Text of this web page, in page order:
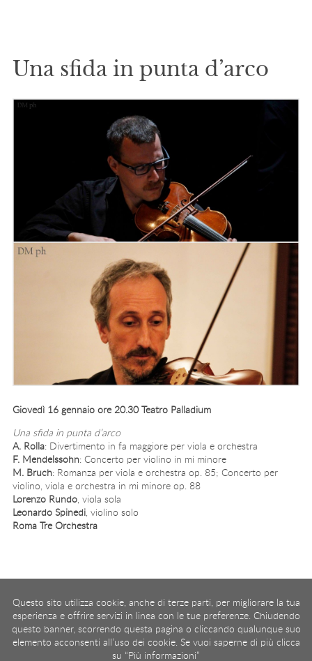
Una sfida in punta d’arco
Giovedì 16 gennaio ore 20.30 Teatro Palladium
Una sfida in punta d’arco
A. Rolla: Divertimento in fa maggiore per viola e orchestra
F. Mendelssohn: Concerto per violino in mi minore
M. Bruch: Romanza per viola e orchestra op. 85; Concerto per
violino, viola e orchestra in mi minore op. 88
Lorenzo Rundo, viola sola
Leonardo Spinedi, violino solo
Roma Tre Orchestra
Start
Prev 2 3 4 5 6 7 8 9 10 11 Next End
Associazione Roma Tre Orchestra- Via Ostiense 234, 00144 Roma
09222391006Codice fiscale
Questo sito utilizza cookie, anche di terze parti, per migliorare la tua
esperienza e offrire servizi in linea con le tue preferenze. Chiudendo
questo banner, scorrendo questa pagina o cliccando qualunque suo
elemento acconsenti all’uso dei cookie. Se vuoi saperne di più clicca
su “Più informazioni”